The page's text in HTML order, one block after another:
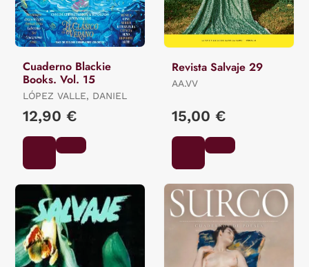
Cuaderno Blackie
Books. Vol. 15
LÓPEZ VALLE, DANIEL
12,90 €
Revista Salvaje 29
AA.VV
15,00 €